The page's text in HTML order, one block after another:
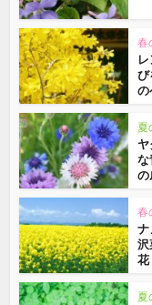
春
び
の
夏
な
の
春
ナ
沢
花
夏